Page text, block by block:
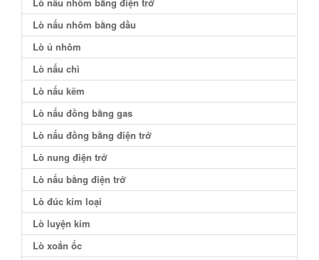
Lò nấu nhôm bằng dầu
Lò ủ nhôm
Lò nấu chì
Lò nấu kẽm
Lò nấu đồng bằng gas
Lò nấu đồng bằng điện trở
Lò nung điện trở
Lò nấu bằng điện trở
Lò đúc kim loại
Lò luyện kim
Lò xoắn ốc